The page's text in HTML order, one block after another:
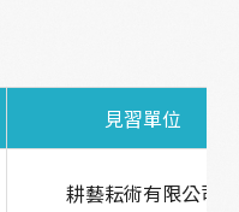
見習單位
耕藝耘術有限公司